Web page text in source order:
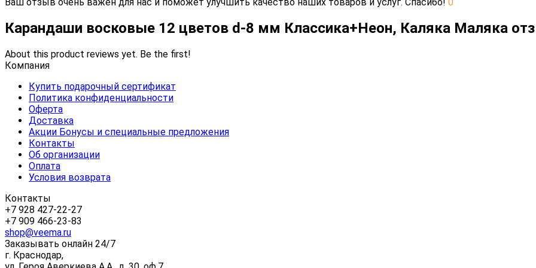
Карандаши восковые 12 цветов d-8 мм Классика+Неон, Каляка Маляка
About this product reviews yet. Be the first!
Компания
Купить подарочный сертификат
Политика конфиденциальности
Оферта
Доставка
Акции Бонусы и специальные предложения
Контакты
Об организации
Оплата
Условия возврата
Контакты
+7 928 427-22-27
+7 909 466-23-83
shop@veema.ru
Заказывать онлайн 24/7
г. Краснодар,